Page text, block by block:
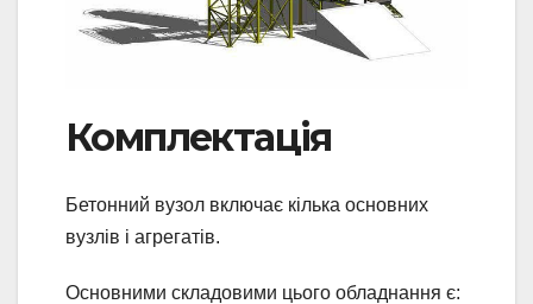
Комплектація
Бетонний вузол включає кілька основних
вузлів і агрегатів.
Основними складовими цього обладнання є: